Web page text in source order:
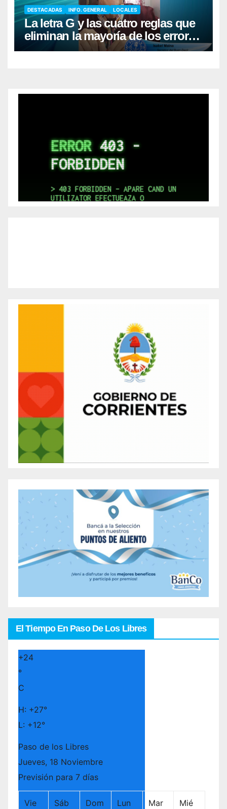
DESTACADAS INFO. GENERAL LOCALES
La letra G y las cuatro reglas que
eliminan la mayoría de los errores
al escribir
El Tiempo En Paso De Los Libres
+24
°
C
H: +27°
L: +12°
Paso de los Libres
Jueves, 18 Noviembre
Previsión para 7 días
Vie Sáb Dom Lun Mar Mié